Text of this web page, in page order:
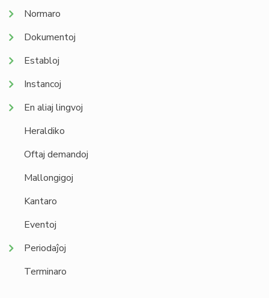
Normaro
Dokumentoj
Establoj
Instancoj
En aliaj lingvoj
Heraldiko
Oftaj demandoj
Mallongigoj
Kantaro
Eventoj
Periodaĵoj
Terminaro